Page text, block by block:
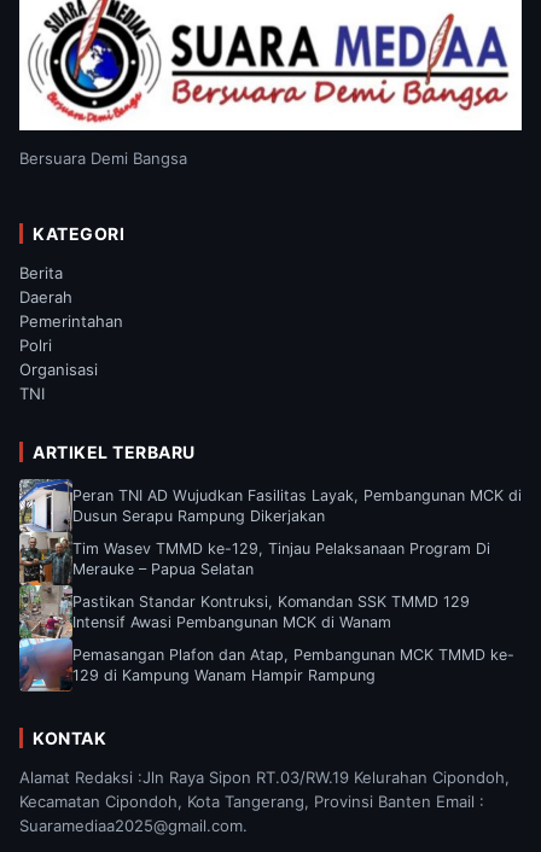
Bersuara Demi Bangsa
KATEGORI
Berita
Daerah
Pemerintahan
Polri
Organisasi
TNI
ARTIKEL TERBARU
Peran TNI AD Wujudkan Fasilitas Layak, Pembangunan MCK di
Dusun Serapu Rampung Dikerjakan
Tim Wasev TMMD ke-129, Tinjau Pelaksanaan Program Di
Merauke – Papua Selatan
Pastikan Standar Kontruksi, Komandan SSK TMMD 129
Intensif Awasi Pembangunan MCK di Wanam
Pemasangan Plafon dan Atap, Pembangunan MCK TMMD ke-
129 di Kampung Wanam Hampir Rampung
KONTAK
Alamat Redaksi :Jln Raya Sipon RT.03/RW.19 Kelurahan Cipondoh,
Kecamatan Cipondoh, Kota Tangerang, Provinsi Banten Email :
Suaramediaa2025@gmail.com.